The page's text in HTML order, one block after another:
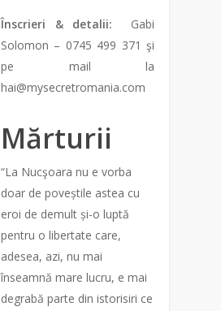
Înscrieri & detalii: Gabi
Solomon – 0745 499 371 şi
pe mail la
hai@mysecretromania.com
Mărturii
“La Nucşoara nu e vorba
doar de poveștile astea cu
eroi de demult și-o luptă
pentru o libertate care,
adesea, azi, nu mai
înseamnă mare lucru, e mai
degrabă parte din istorisiri ce